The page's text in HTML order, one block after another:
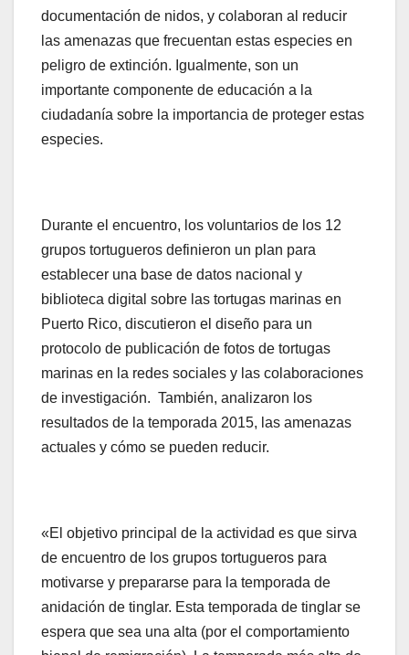
documentación de nidos, y colaboran al reducir
las amenazas que frecuentan estas especies en
peligro de extinción. Igualmente, son un
importante componente de educación a la
ciudadanía sobre la importancia de proteger estas
especies.
Durante el encuentro, los voluntarios de los 12
grupos tortugueros definieron un plan para
establecer una base de datos nacional y
biblioteca digital sobre las tortugas marinas en
Puerto Rico, discutieron el diseño para un
protocolo de publicación de fotos de tortugas
marinas en la redes sociales y las colaboraciones
de investigación. También, analizaron los
resultados de la temporada 2015, las amenazas
actuales y cómo se pueden reducir.
«El objetivo principal de la actividad es que sirva
de encuentro de los grupos tortugueros para
motivarse y prepararse para la temporada de
anidación de tinglar. Esta temporada de tinglar se
espera que sea una alta (por el comportamiento